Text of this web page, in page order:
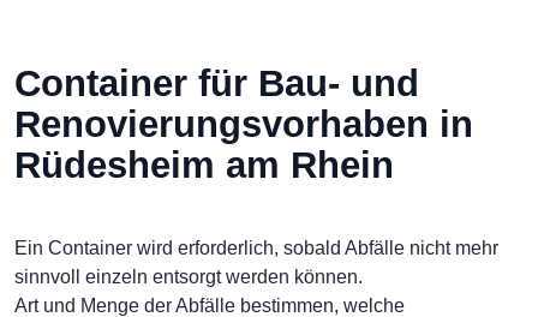
Container für Bau- und
Renovierungsvorhaben in
Rüdesheim am Rhein
Ein Container wird erforderlich, sobald Abfälle nicht mehr
sinnvoll einzeln entsorgt werden können.
Art und Menge der Abfälle bestimmen, welche